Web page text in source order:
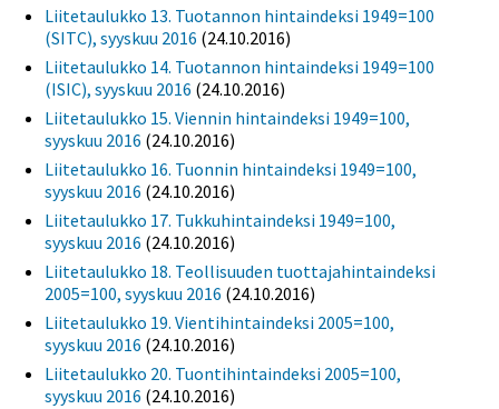
Liitetaulukko 13. Tuotannon hintaindeksi 1949=100
(SITC), syyskuu 2016 (24.10.2016)
Liitetaulukko 14. Tuotannon hintaindeksi 1949=100
(ISIC), syyskuu 2016 (24.10.2016)
Liitetaulukko 15. Viennin hintaindeksi 1949=100,
syyskuu 2016 (24.10.2016)
Liitetaulukko 16. Tuonnin hintaindeksi 1949=100,
syyskuu 2016 (24.10.2016)
Liitetaulukko 17. Tukkuhintaindeksi 1949=100,
syyskuu 2016 (24.10.2016)
Liitetaulukko 18. Teollisuuden tuottajahintaindeksi
2005=100, syyskuu 2016 (24.10.2016)
Liitetaulukko 19. Vientihintaindeksi 2005=100,
syyskuu 2016 (24.10.2016)
Liitetaulukko 20. Tuontihintaindeksi 2005=100,
syyskuu 2016 (24.10.2016)